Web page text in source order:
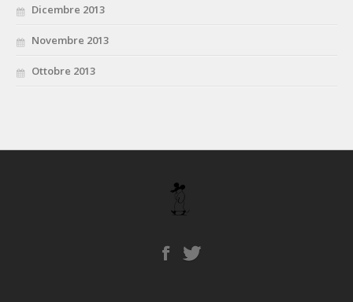
Dicembre 2013
Novembre 2013
Ottobre 2013